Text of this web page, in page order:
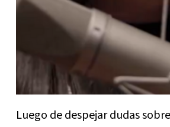
Luego de despejar dudas